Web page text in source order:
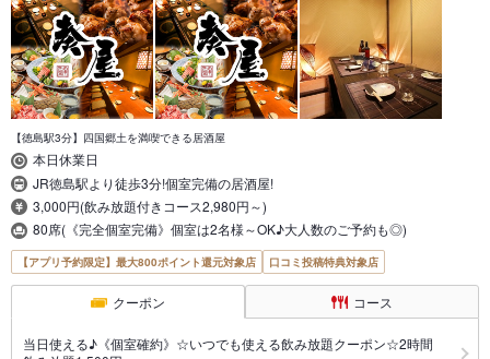
【徳島駅3分】四国郷土を満喫できる居酒屋
本日休業日
JR徳島駅より徒歩3分!個室完備の居酒屋!
3,000円(飲み放題付きコース2,980円～)
80席(《完全個室完備》個室は2名様～OK♪大人数のご予約も◎)
【アプリ予約限定】最大800ポイント還元対象店 口コミ投稿特典対象店
クーポン コース
当日使える♪《個室確約》☆いつでも使える飲み放題クーポン☆2時間